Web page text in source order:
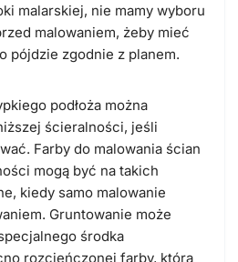
malarskiej, nie mamy wyboru
malowaniem, żeby mieć
pójdzie zgodnie z planem.
podłoża można
ścieralności, jeśli
Farby do malowania ścian
mogą być na takich
kiedy samo malowanie
Gruntowanie może
środka
rozcieńczonej farby, którą